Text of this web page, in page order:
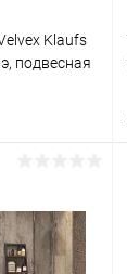
Klaufs
подвесная
Сравнение